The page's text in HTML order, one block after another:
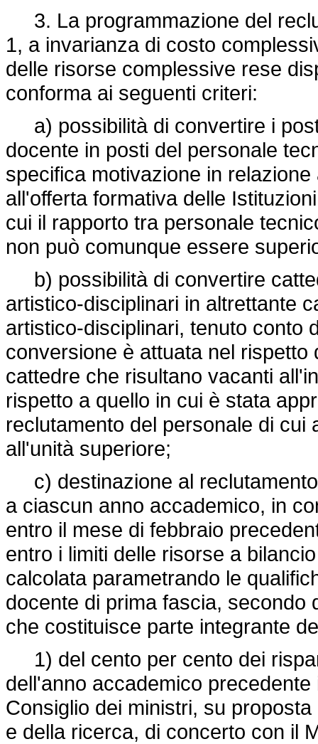
3. La programmazione del
1, a invarianza di costo
delle risorse complessive rese
conforma ai seguenti criteri:
a) possibilità di convertire i
docente in posti del personale
specifica motivazione in
all'offerta formativa delle
cui il rapporto tra personale
non può comunque essere
b) possibilità di convertire
artistico-disciplinari in altrettante
artistico-disciplinari, tenuto conto
conversione è attuata nel
cattedre che risultano vacanti
rispetto a quello in cui è stata
reclutamento del personale di
all'unità superiore;
c) destinazione al
a ciascun anno accademico, in
entro il mese di febbraio
entro i limiti delle risorse a
calcolata parametrando le
docente di prima fascia, secondo
che costituisce parte integrante
1) del cento per cento dei
dell'anno accademico
Consiglio dei ministri, su
e della ricerca, di concerto con il